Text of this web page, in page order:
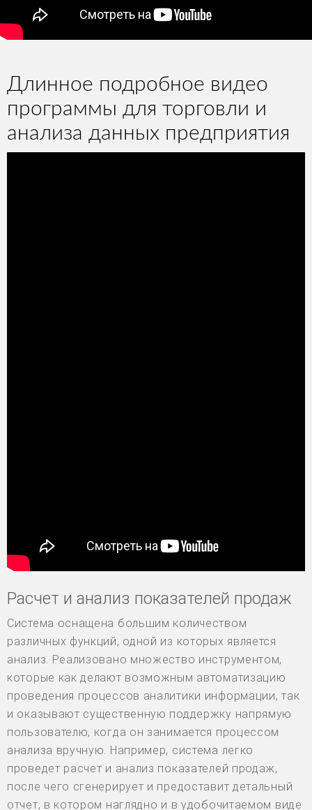
Длинное подробное видео
программы для торговли и
анализа данных предприятия
Расчет и анализ показателей продаж
Система оснащена большим количеством
различных функций, одной из которых является
анализ. Реализовано множество инструментом,
которые как делают возможным автоматизацию
проведения процессов аналитики информации, так
и оказывают существенную поддержку напрямую
пользователю, когда он занимается процессом
анализа вручную. Например, система легко
проведет расчет и анализ показателей продаж,
после чего сгенерирует и предоставит детальный
отчет, в котором наглядно и в удобочитаемом виде